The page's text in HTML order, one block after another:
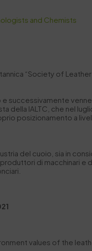
and Chemists
“Society of
successivamente
della IALTC, che nel
posizionamento a
del cuoio, sia in
di macchinari
values of the